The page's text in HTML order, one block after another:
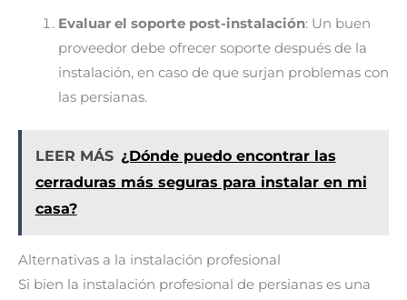
Evaluar el soporte post-instalación: Un buen
proveedor debe ofrecer soporte después de la
instalación, en caso de que surjan problemas con
las persianas.
LEER MÁS ¿Dónde puedo encontrar las
cerraduras más seguras para instalar en mi
casa?
Alternativas a la instalación profesional
Si bien la instalación profesional de persianas es una